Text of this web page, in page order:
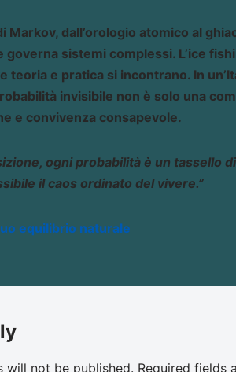
Markov, dall’orologio atomico al
sistemi complessi. L’ice
teoria e pratica si incontrano. In
invisibile non è solo una
e convivenza consapevole.
ogni probabilità è un tassello
il caos ordinato del vivere.”
equilibrio naturale
will not be published. Required fields